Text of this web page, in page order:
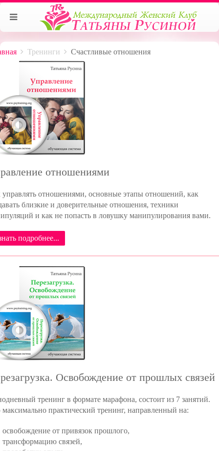
Тренинги Счастливые отношения
отношениями
управлять отношениями, основные этапы отношений, как
близкие и доверительные отношения, техники
и как не попасть в ловушку манипулирования вами.
подробнее...
Освобождение от прошлых связей
тренинг в формате марафона, состоит из 7 занятий.
максимально практический тренинг, направленный на:
освобождение от привязок прошлого,
трансформацию связей,